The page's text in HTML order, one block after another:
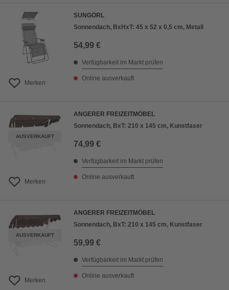
Merken
SUNGÖRL
Sonnendach, BxHxT: 45 x 52 x 0,5 cm, Metall
54,99 €
Verfügbarkeit im Markt prüfen
Online ausverkauft
AUSVERKAUFT
Merken
ANGERER FREIZEITMÖBEL
Sonnendach, BxT: 210 x 145 cm, Kunstfaser
74,99 €
Verfügbarkeit im Markt prüfen
Online ausverkauft
AUSVERKAUFT
Merken
ANGERER FREIZEITMÖBEL
Sonnendach, BxT: 210 x 145 cm, Kunstfaser
59,99 €
Verfügbarkeit im Markt prüfen
Online ausverkauft